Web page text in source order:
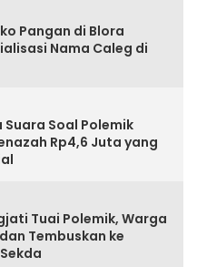
Pangan di Blora
Nama Caleg di
Suara Soal Polemik
Rp4,6 Juta yang
Tuai Polemik, Warga
Tembuskan ke